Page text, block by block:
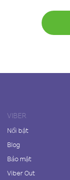
VIBER
Nổi bật
Blog
Bảo mật
Viber Out